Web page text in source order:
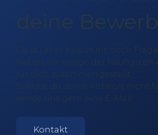
deine
Da du aber bestimmt noch
haben wir einige der häufigsten
für dich zusammengestellt.
Solltest du deine Antwort nicht
sende uns gern eine E-Mail.
Kontakt